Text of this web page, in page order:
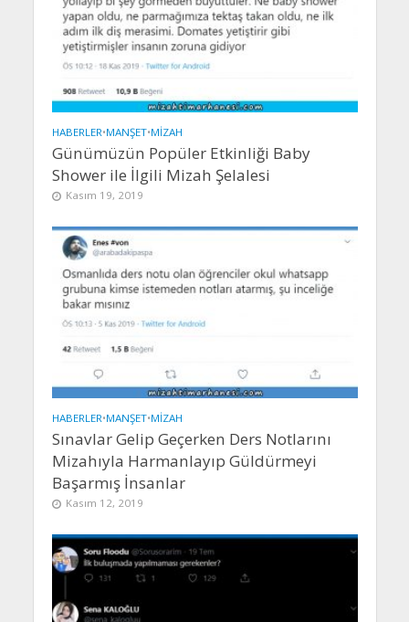
HABERLER•MANŞET•MIZAH
Günümüzün Popüler Etkinliği Baby
Shower ile İlgili Mizah Şelalesi
Kasım 19, 2019
HABERLER•MANŞET•MIZAH
Sınavlar Gelip Geçerken Ders Notlarını
Mizahıyla Harmanlayıp Güldürmeyi
Başarmış İnsanlar
Kasım 12, 2019